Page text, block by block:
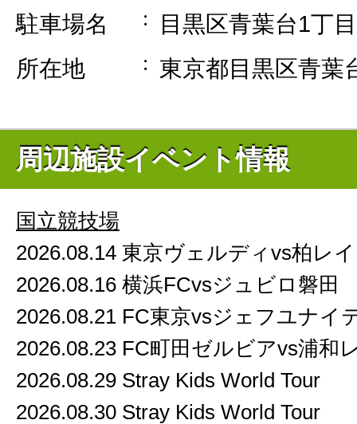
駐車場名
目黒区青葉台1丁
所在地
東京都目黒区青葉
周辺施設イベント情報
国立競技場
2026.08.14 東京ヴェルディvs柏レ
2026.08.16 横浜FCvsジュビロ磐田
2026.08.21 FC東京vsジェフユナイ
2026.08.23 FC町田ゼルビアvs浦和
2026.08.29 Stray Kids World Tour
2026.08.30 Stray Kids World Tour